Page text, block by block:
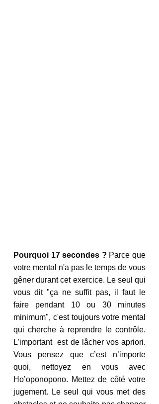
Pourquoi 17 secondes ? Parce que
votre mental n'a pas le temps de vous
gêner durant cet exercice. Le seul qui
vous dit "ça ne suffit pas, il faut le
faire pendant 10 ou 30 minutes
minimum", c'est toujours votre mental
qui cherche à reprendre le contrôle.
L’important  est de lâcher vos apriori.
Vous pensez que c’est n’importe
quoi, nettoyez en vous avec
Ho’oponopono. Mettez de côté votre
jugement. Le seul qui vous met des